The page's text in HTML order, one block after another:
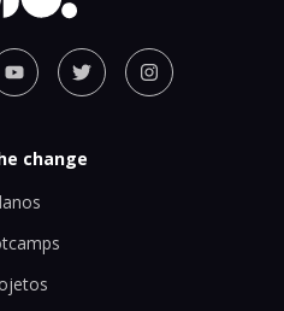
change